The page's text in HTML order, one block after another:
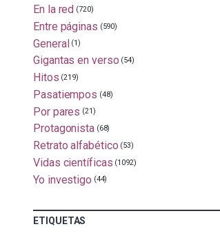
En la red (720)
Entre páginas (590)
General (1)
Gigantas en verso (54)
Hitos (219)
Pasatiempos (48)
Por pares (21)
Protagonista (68)
Retrato alfabético (53)
Vidas científicas (1092)
Yo investigo (44)
ETIQUETAS